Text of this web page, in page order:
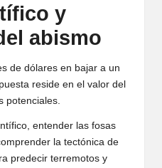
y
abismo
de dólares en bajar a un
reside en el valor del
potenciales.
entender las fosas
la tectónica de
predecir terremotos y